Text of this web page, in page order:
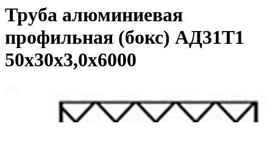
Труба алюминиевая
профильная (бокс) АД31Т1
50х30х3,0х6000